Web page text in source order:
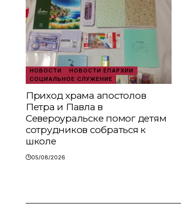
НОВОСТИ
НОВОСТИ ЕПАРХИИ
СОЦИАЛЬНОЕ СЛУЖЕНИЕ
Приход храма апостолов
Петра и Павла в
Североуральске помог детям
сотрудников собраться к
школе
05/08/2026